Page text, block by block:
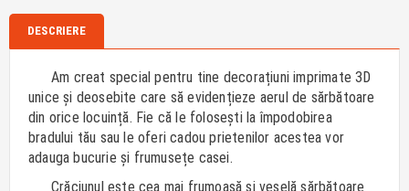
DESCRIERE
Am creat special pentru tine decorațiuni imprimate 3D
unice și deosebite care să evidențieze aerul de sărbătoare
din orice locuință. Fie că le folosești la împodobirea
bradului tău sau le oferi cadou prietenilor acestea vor
adauga bucurie și frumusețe casei.
Crăciunul este cea mai frumoasă și veselă sărbătoare